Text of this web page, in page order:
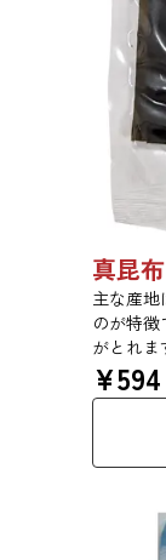
真昆
主な産
のが特
がとれま
用するほ
す。
¥594